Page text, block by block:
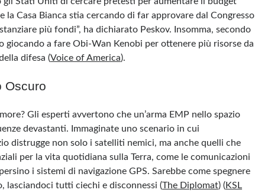
la Casa Bianca stia cercando di far approvare dal Congresso
più fondi”, ha dichiarato Peskov. Insomma, secondo
giocando a fare Obi-Wan Kenobi per ottenere più risorse da
difesa​ (Voice of America)​.
Oscuro
Gli esperti avvertono che un’arma EMP nello spazio
devastanti. Immaginate uno scenario in cui
distrugge non solo i satelliti nemici, ma anche quelli che
per la vita quotidiana sulla Terra, come le comunicazioni
i sistemi di navigazione GPS. Sarebbe come spegnere
lasciandoci tutti ciechi e disconnessi​ (The Diplomat) (KSL